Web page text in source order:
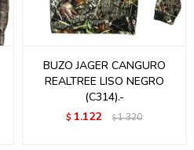
BUZO JAGER CANGURO
REALTREE LISO NEGRO
(C314).-
$ 1.122 $1.320